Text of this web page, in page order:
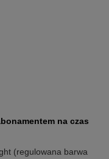
na czas
(regulowana barwa